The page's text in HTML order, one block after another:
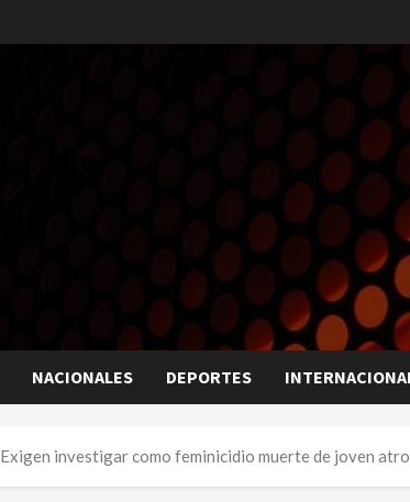
NACIONALES DEPORTES
Exigen investigar como feminicidio muerte de joven